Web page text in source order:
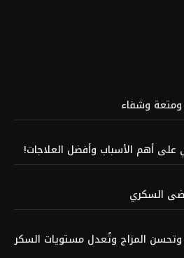
وشفاء
أهم الأسباب وأفضل العلاجات!
السكري
وتحسن المزاج وتُعدل مستويات السكر